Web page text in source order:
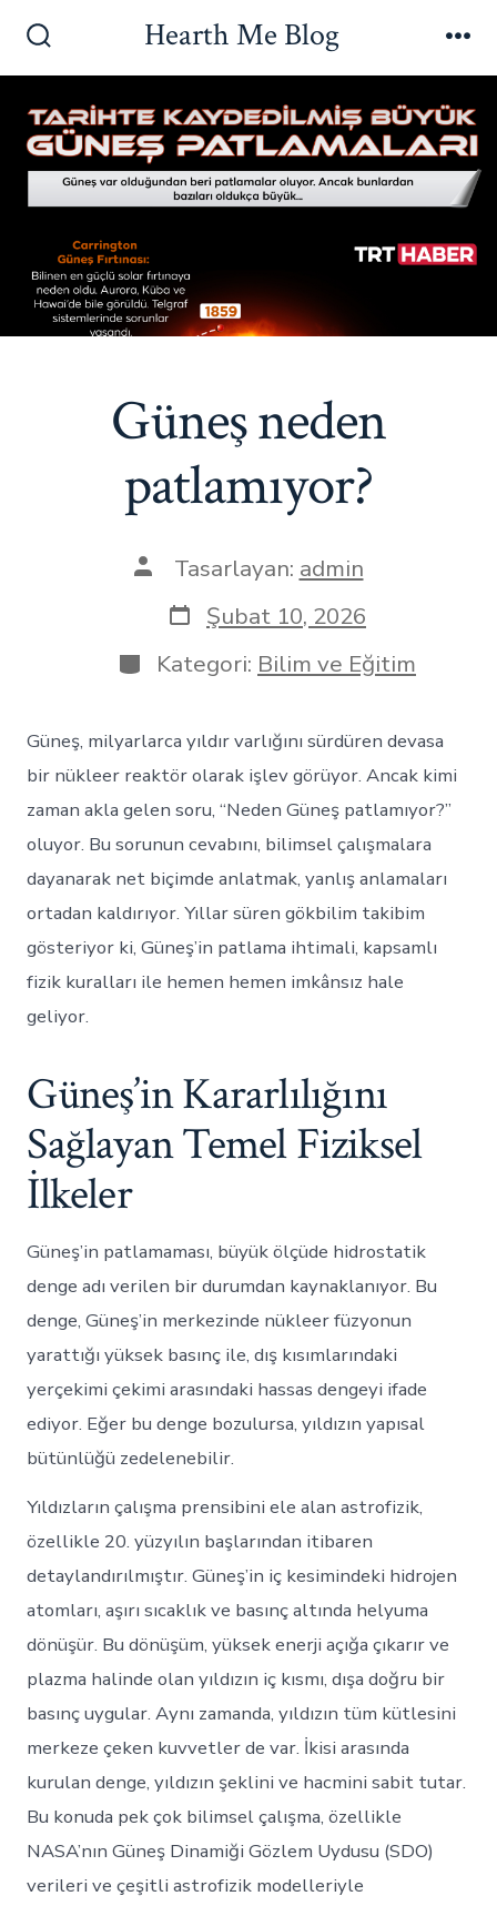
atla
Çubuğunu
Göster/Gizle
Hearth Me Blog
Güneş neden
patlamıyor?
YazınınTasarlayan: admin
Yazı
tarihi
Şubat 10, 2026
Kategoriler
Kategori: Bilim ve Eğitim
Güneş, milyarlarca yıldır varlığını sürdüren devasa
bir nükleer reaktör olarak işlev görüyor. Ancak kimi
zaman akla gelen soru, “Neden Güneş patlamıyor?”
oluyor. Bu sorunun cevabını, bilimsel çalışmalara
dayanarak net biçimde anlatmak, yanlış anlamaları
ortadan kaldırıyor. Yıllar süren gökbilim takibim
gösteriyor ki, Güneş’in patlama ihtimali, kapsamlı
fizik kuralları ile hemen hemen imkânsız hale
geliyor.
Güneş’in Kararlılığını
Sağlayan Temel Fiziksel
İlkeler
Güneş’in patlamaması, büyük ölçüde hidrostatik
denge adı verilen bir durumdan kaynaklanıyor. Bu
denge, Güneş’in merkezinde nükleer füzyonun
yarattığı yüksek basınç ile, dış kısımlarındaki
yerçekimi çekimi arasındaki hassas dengeyi ifade
ediyor. Eğer bu denge bozulursa, yıldızın yapısal
bütünlüğü zedelenebilir.
Yıldızların çalışma prensibini ele alan astrofizik,
özellikle 20. yüzyılın başlarından itibaren
detaylandırılmıştır. Güneş’in iç kesimindeki hidrojen
atomları, aşırı sıcaklık ve basınç altında helyuma
dönüşür. Bu dönüşüm, yüksek enerji açığa çıkarır ve
plazma halinde olan yıldızın iç kısmı, dışa doğru bir
basınç uygular. Aynı zamanda, yıldızın tüm kütlesini
merkeze çeken kuvvetler de var. İkisi arasında
kurulan denge, yıldızın şeklini ve hacmini sabit tutar.
Bu konuda pek çok bilimsel çalışma, özellikle
NASA’nın Güneş Dinamiği Gözlem Uydusu (SDO)
verileri ve çeşitli astrofizik modelleriyle